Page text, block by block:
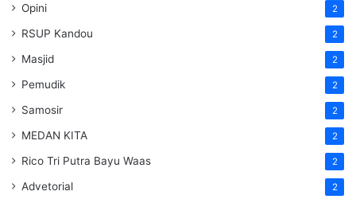
Opini 2
RSUP Kandou 2
Masjid 2
Pemudik 2
Samosir 2
MEDAN KITA 2
Rico Tri Putra Bayu Waas 2
Advetorial 2